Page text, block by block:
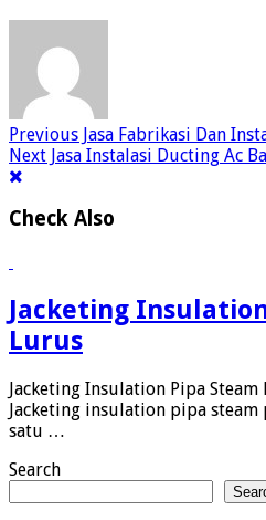
Previous Jasa Fabrikasi Dan
Next Jasa Instalasi Ducting Ac
Check Also
Jacketing
Lurus
Jacketing Insulation Pipa
Jacketing insulation pipa
satu …
Search